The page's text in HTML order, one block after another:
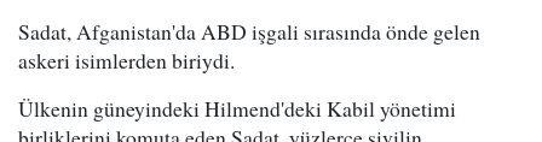
Sadat, Afganistan'da ABD işgali sırasında önde gelen
askeri isimlerden biriydi.
Ülkenin güneyindeki Hilmend'deki Kabil yönetimi